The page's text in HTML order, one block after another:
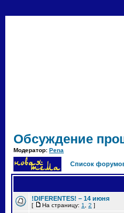
Обсуждение
Модератор: Pena
Список
!DIFERENTES! – 14 июня
[ На страницу: 1 2 ]